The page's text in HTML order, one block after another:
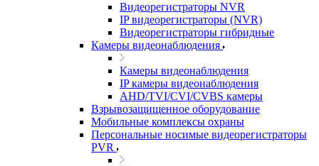
Видеорегистраторы NVR
IP видеорегистраторы (NVR)
Видеорегистраторы гибридные
Камеры видеонаблюдения
Камеры видеонаблюдения
IP камеры видеонаблюдения
AHD/TVI/CVI/CVBS камеры
Взрывозащищенное оборудование
Мобильные комплексы охраны
Персональные носимые видеорегистраторы
PVR